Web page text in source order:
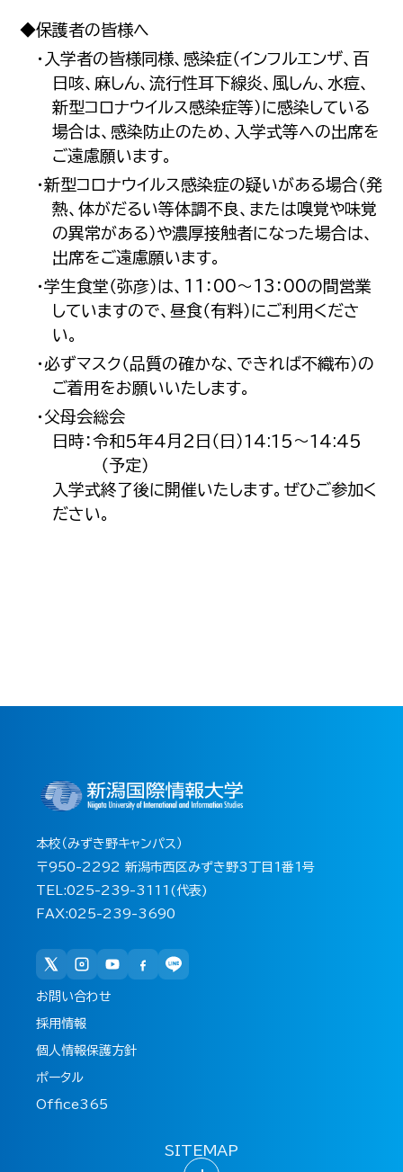
◆保護者の皆様へ
・入学者の皆様同様、感染症（インフルエンザ、百
日咳、麻しん、流行性耳下線炎、風しん、水痘、
新型コロナウイルス感染症等）に感染している
場合は、感染防止のため、入学式等への出席を
ご遠慮願います。
・新型コロナウイルス感染症の疑いがある場合（発
熱、体がだるい等体調不良、または嗅覚や味覚
の異常がある）や濃厚接触者になった場合は、
出席をご遠慮願います。
・学生食堂（弥彦）は、11：00～13：00の間営業
していますので、昼食（有料）にご利用くださ
い。
・必ずマスク（品質の確かな、できれば不織布）の
ご着用をお願いいたします。
・父母会総会
日時：令和５年４月２日（日）１４:１５～１４:４５
（予定）
入学式終了後に開催いたします。ぜひご参加く
ださい。
本校（みずき野キャンパス）
〒950-2292 新潟市西区みずき野3丁目1番1号
TEL:025-239-3111(代表)
FAX:025-239-3690
お問い合わせ
採用情報
個人情報保護方針
ポータル
Office365
SITEMAP